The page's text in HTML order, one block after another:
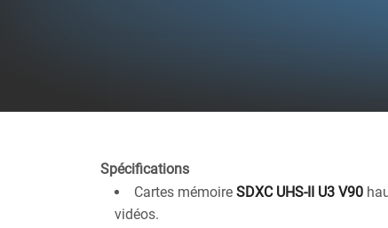
Spécifications
Cartes mémoire SDXC UHS-II U3 V90
vidéos.